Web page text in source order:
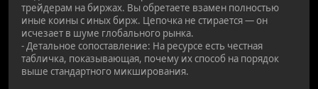
трейдерам на биржах. Вы обретаете взамен полностью
иные коины с иных бирж. Цепочка не стирается — он
исчезает в шуме глобального рынка.
- Детальное сопоставление: На ресурсе есть честная
табличка, показывающая, почему их способ на порядок
выше стандартного микширования.